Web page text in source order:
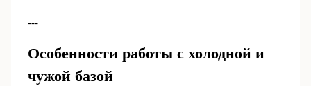
---
Особенности работы с холодной и
чужой базой